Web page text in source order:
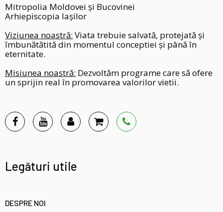
Mitropolia Moldovei și Bucovinei
Arhiepiscopia Iașilor
Viziunea noastră: Viata trebuie salvată, protejată și
îmbunătătită din momentul conceptiei și până în
eternitate.
Misiunea noastră: Dezvoltăm programe care să ofere
un sprijin real în promovarea valorilor vietii.
Legături utile
DESPRE NOI